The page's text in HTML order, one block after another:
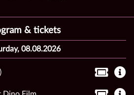
& tickets
08.08.2026